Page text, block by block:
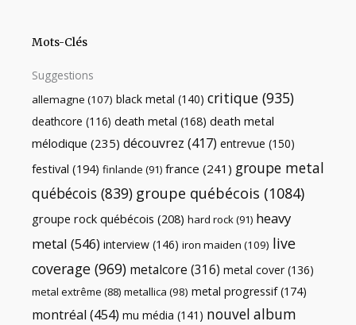
Mots-Clés
Suggestions
allemagne (107) black metal (140) critique (935)
deathcore (116) death metal (168) death metal
mélodique (235) découvrez (417) entrevue (150)
festival (194) finlande (91) france (241) groupe metal
québécois (839) groupe québécois (1084)
groupe rock québécois (208) hard rock(91) heavy
metal (546) interview (146) iron maiden (109) live
coverage (969) metalcore (316) metal cover (136)
metal extrême (88) metallica (98) metal progressif(174)
montréal (454) mu média (141) nouvel album